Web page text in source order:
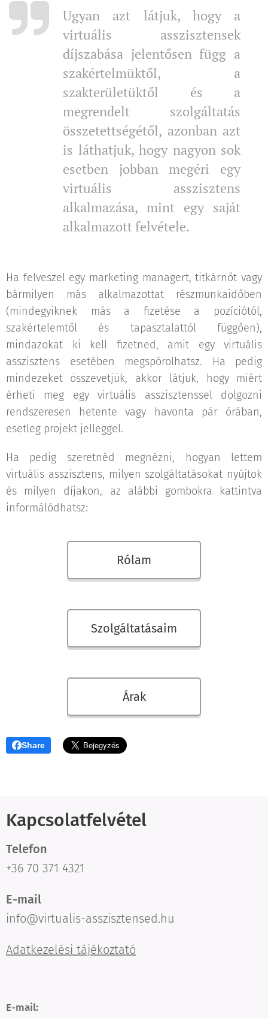
Ugyan azt látjuk, hogy a
virtuális asszisztensek
díjszabása jelentősen függ a
szakértelmüktől, a
szakterületüktől és a
megrendelt szolgáltatás
összetettségétől, azonban azt
is láthatjuk, hogy nagyon sok
esetben jobban megéri egy
virtuális asszisztens
alkalmazása, mint egy saját
alkalmazott felvétele.
Ha felveszel egy marketing managert, titkárnőt vagy
bármilyen más alkalmazottat részmunkaidőben
(mindegyiknek más a fizetése a pozíciótól,
szakértelemtől és tapasztalattól függően),
mindazokat ki kell fizetned, amit egy virtuális
asszisztens esetében megspórolhatsz. Ha pedig
mindezeket összevetjük, akkor látjuk, hogy miért
érheti meg egy virtuális asszisztenssel dolgozni
rendszeresen hetente vagy havonta pár órában,
esetleg projekt jelleggel.
Ha pedig szeretnéd megnézni, hogyan lettem
virtuális asszisztens, milyen szolgáltatásokat nyújtok
és milyen díjakon, az alábbi gombokra kattintva
informálódhatsz:
Rólam
Szolgáltatásaim
Árak
Share
Kapcsolatfelvétel
Telefon
+36 70 371 4321
E-mail
info@virtualis-asszisztensed.hu
Adatkezelési tájékoztató
E-mail: